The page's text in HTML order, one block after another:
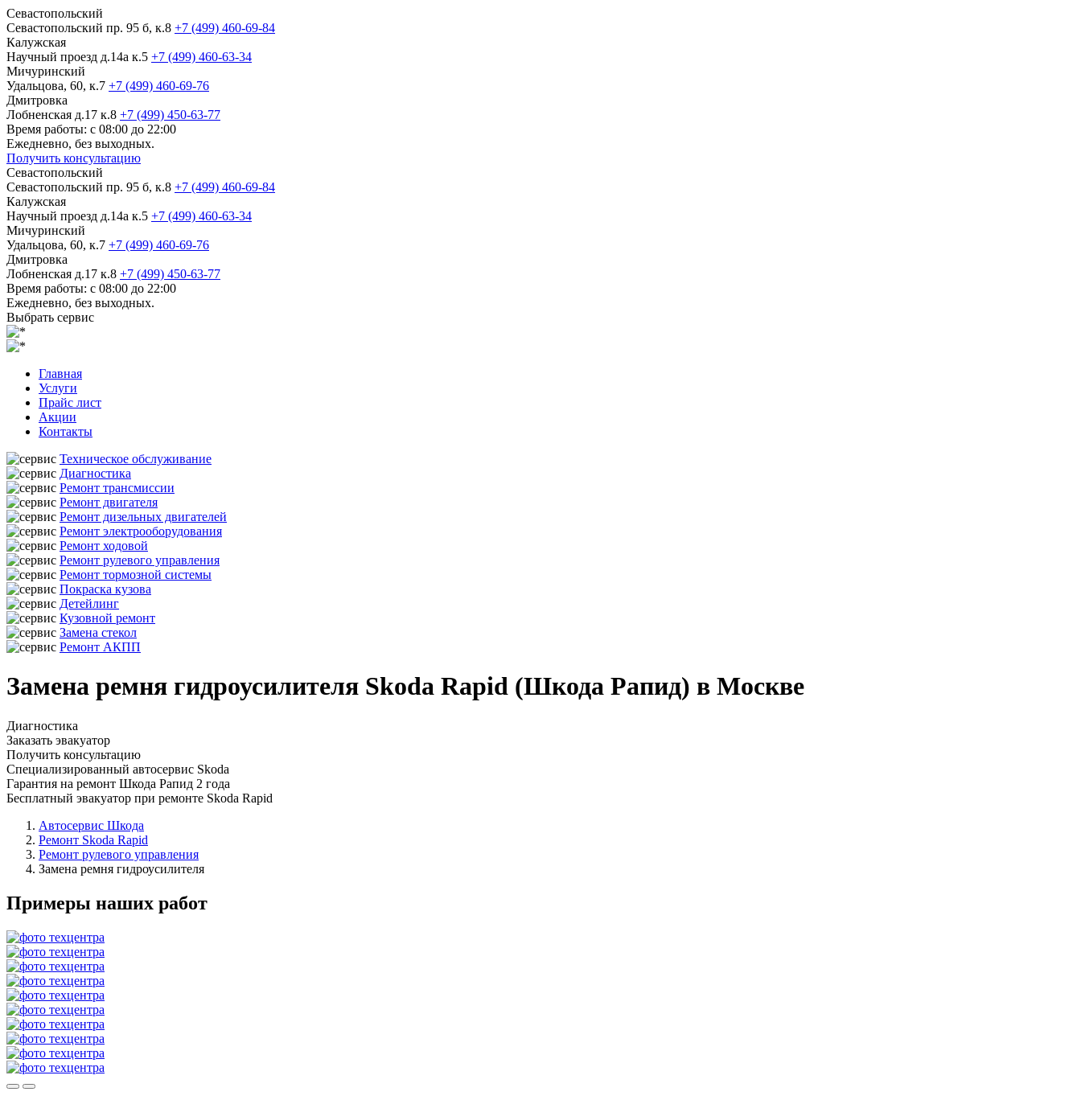
Севастопольский
Севастопольский пр. 95 б, к.8 +7 (499) 460-69-84
Калужская
Научный проезд д.14а к.5 +7 (499) 460-63-34
Мичуринский
Удальцова, 60, к.7 +7 (499) 460-69-76
Дмитровка
Лобненская д.17 к.8 +7 (499) 450-63-77
Время работы: с 08:00 до 22:00
Ежедневно, без выходных.
Получить консультацию
Севастопольский
Севастопольский пр. 95 б, к.8 +7 (499) 460-69-84
Калужская
Научный проезд д.14а к.5 +7 (499) 460-63-34
Мичуринский
Удальцова, 60, к.7 +7 (499) 460-69-76
Дмитровка
Лобненская д.17 к.8 +7 (499) 450-63-77
Время работы: с 08:00 до 22:00
Ежедневно, без выходных.
Выбрать сервис
Главная
Услуги
Прайс лист
Акции
Контакты
Техническое обслуживание
Диагностика
Ремонт трансмиссии
Ремонт двигателя
Ремонт дизельных двигателей
Ремонт электрооборудования
Ремонт ходовой
Ремонт рулевого управления
Ремонт тормозной системы
Покраска кузова
Детейлинг
Кузовной ремонт
Замена стекол
Ремонт АКПП
Замена ремня гидроусилителя Skoda Rapid (Шкода Рапид) в Москве
Диагностика
Заказать эвакуатор
Получить консультацию
Специализированный автосервис Skoda
Гарантия на ремонт Шкода Рапид 2 года
Бесплатный эвакуатор при ремонте Skoda Rapid
Автосервис Шкода
Ремонт Skoda Rapid
Ремонт рулевого управления
Замена ремня гидроусилителя
Примеры наших работ